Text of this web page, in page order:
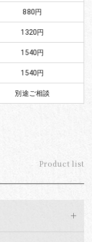
Product list
880円
1320円
1540円
1540円
別途ご相談